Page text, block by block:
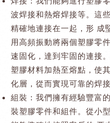
波焊接和熱熔焊接等。這
精確地連接在一起，形 成
用高頻振動將兩個塑膠零
速固化，達到牢固的連接
塑膠材料加熱至熔點，使
化層，從而實現可靠的焊接
組裝：我們擁有經驗豐富
裝塑膠零件和組件。從小